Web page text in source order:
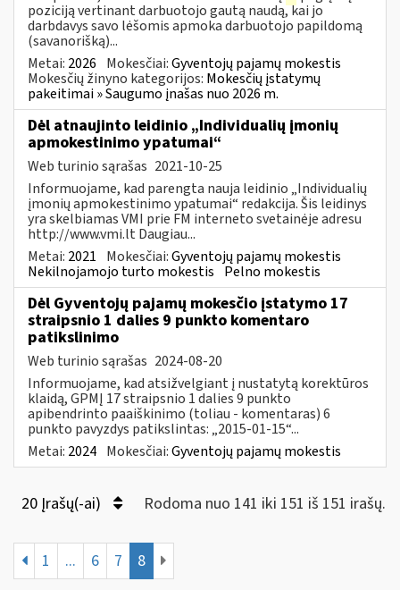
poziciją vertinant darbuotojo gautą naudą, kai jo
darbdavys savo lėšomis apmoka darbuotojo papildomą
(savanorišką)...
Metai: 2026 Mokesčiai:Gyventojų pajamų mokestis
Mokesčių žinyno kategorijos: Mokesčių įstatymų
pakeitimai » Saugumo įnašas nuo 2026 m.
Dėl atnaujinto leidinio „Individualių įmonių
apmokestinimo ypatumai“
Web turinio sąrašas 2021-10-25
Informuojame, kad parengta nauja leidinio „Individualių
įmonių apmokestinimo ypatumai“ redakcija. Šis leidinys
yra skelbiamas VMI prie FM interneto svetainėje adresu
http://www.vmi.lt Daugiau...
Metai: 2021 Mokesčiai:Gyventojų pajamų mokestis
Nekilnojamojo turto mokestis Pelno mokestis
Dėl Gyventojų pajamų mokesčio įstatymo 17
straipsnio 1 dalies 9 punkto komentaro
patikslinimo
Web turinio sąrašas 2024-08-20
Informuojame, kad atsižvelgiant į nustatytą korektūros
klaidą, GPMĮ 17 straipsnio 1 dalies 9 punkto
apibendrinto paaiškinimo (toliau - komentaras) 6
punkto pavyzdys patikslintas: „2015-01-15“...
Metai: 2024 Mokesčiai:Gyventojų pajamų mokestis
20 Įrašų(-ai) Rodoma nuo 141 iki 151 iš 151 irašų.
1 ... 6 7 8